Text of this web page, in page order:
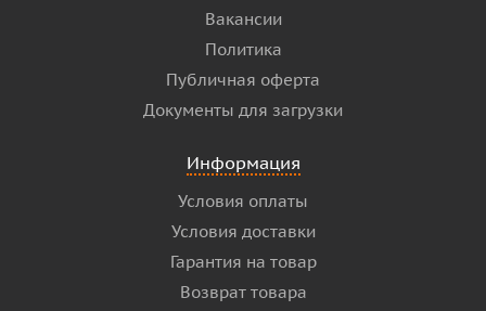
Вакансии
Политика
Публичная оферта
Документы для загрузки
Информация
Условия оплаты
Условия доставки
Гарантия на товар
Возврат товара